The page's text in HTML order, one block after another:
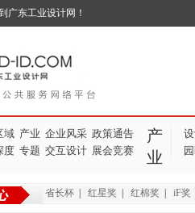
广东工业设计网！
域 产业 企业风采 政策通告
度 专题 交互设计 展会竞赛
产
业
省长杯| 红星奖 红棉奖 iF奖